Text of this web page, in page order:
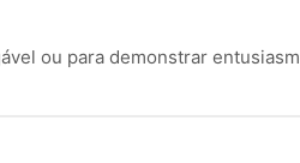
ou para demonstrar